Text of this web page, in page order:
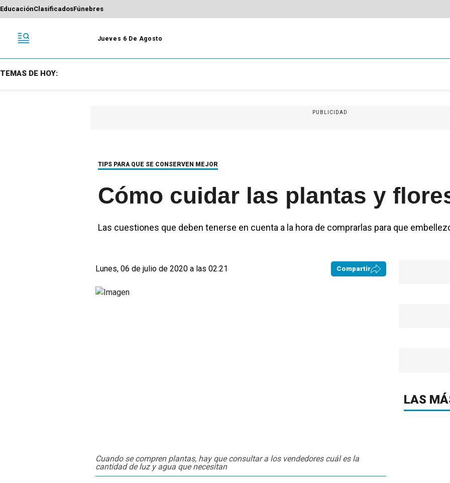
EducaciónClasificadosFúnebres
Jueves 6 De Agosto
TEMAS DE HOY:
PUBLICIDAD
TIPS PARA QUE SE CONSERVEN MEJOR
Cómo cuidar las plantas y
Las cuestiones que deben tenerse en cuenta a la hora de comprarlas para que
Lunes, 06 de julio de 2020 a las 02:21 Compartir
Cuando se compren plantas, hay que consultar a los vendedores cuál es la
cantidad de luz y agua que necesitan
LAS